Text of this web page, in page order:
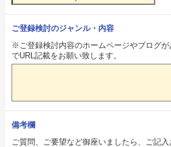
ご登録検討のジャンル・内容
※ご登録検討内容のホームページやブログが
でURL記載をお願い致します。
備考欄
ご質問、ご要望など御座いましたら、ご記入